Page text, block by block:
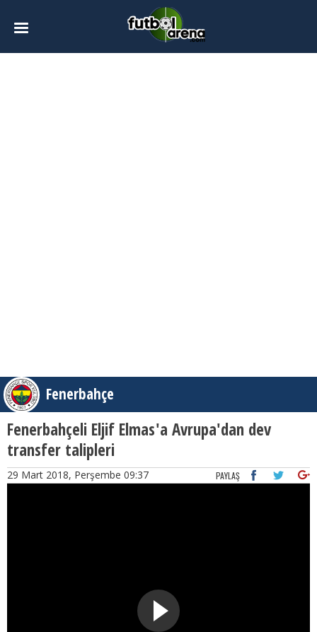
Fenerbahçe
Fenerbahçeli Eljif Elmas'a Avrupa'dan dev
transfer talipleri
29 Mart 2018, Perşembe 09:37 PAYLAŞ